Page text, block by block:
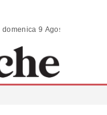
ANALISI | COMMENTI | SCENARI - domenica 9 Agosto 2026